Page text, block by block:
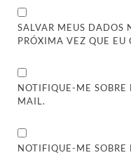
SALVAR MEUS DADOS
PRÓXIMA VEZ QUE EU
NOTIFIQUE-ME SOBRE
MAIL.
NOTIFIQUE-ME SOBRE